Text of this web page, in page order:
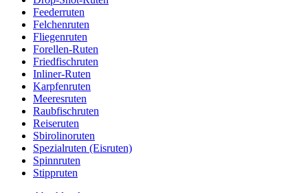
Feederruten
Felchenruten
Fliegenruten
Forellen-Ruten
Friedfischruten
Inliner-Ruten
Karpfenruten
Meeresruten
Raubfischruten
Reiseruten
Sbirolinoruten
Spezialruten (Eisruten)
Spinnruten
Stippruten